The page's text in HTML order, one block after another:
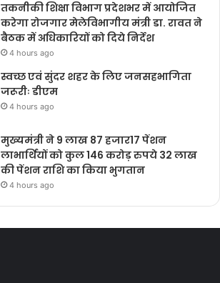
तकनीकी शिक्षा विभाग प्रदेशभर में आयोजित
करेगा रोजगार मेलेविभागीय मंत्री डा. रावत ने
बैठक में अधिकारियों को दिये निर्देश
4 hours ago
स्वच्छ एवं सुंदर शहर के लिए जनसहभागिता
जरूरीः डीएम
4 hours ago
मुख्यमंत्री ने 9 लाख 87 हजार17 पेंशन
लाभार्थियों को कुल 146 करोड़ रुपये 32 लाख
की पेंशन राशि का किया भुगतान
4 hours ago